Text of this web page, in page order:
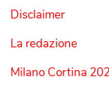
Disclaimer
La redazione
Milano Cortina